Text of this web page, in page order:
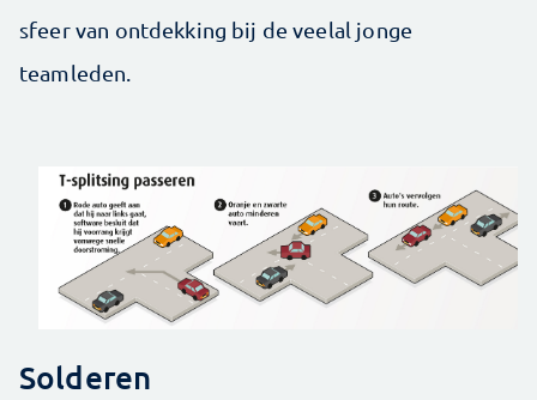
sfeer van ontdekking bij de veelal jonge
teamleden.
Solderen